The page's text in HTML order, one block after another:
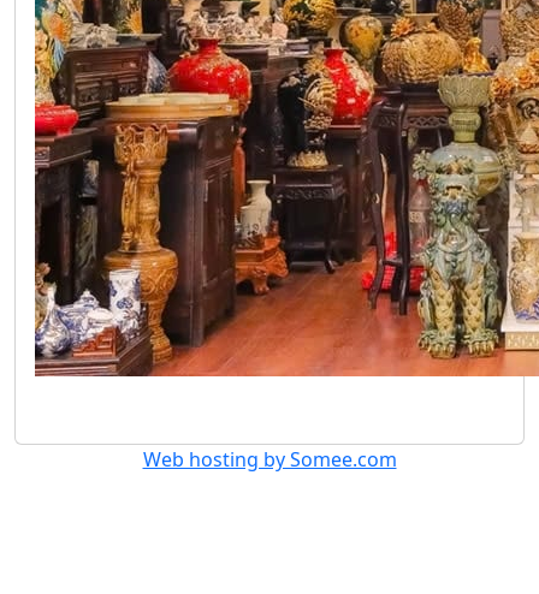
Web hosting by Somee.com